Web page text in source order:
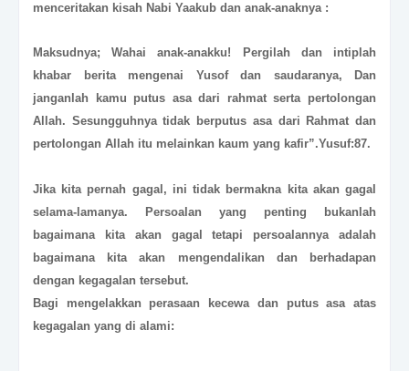
menceritakan kisah Nabi Yaakub dan anak-anaknya :
Maksudnya; Wahai anak-anakku! Pergilah dan intiplah
khabar berita mengenai Yusof dan saudaranya, Dan
janganlah kamu putus asa dari rahmat serta pertolongan
Allah. Sesungguhnya tidak berputus asa dari Rahmat dan
pertolongan Allah itu melainkan kaum yang kafir”.Yusuf:87.
Jika kita pernah gagal, ini tidak bermakna kita akan gagal
selama-lamanya. Persoalan yang penting bukanlah
bagaimana kita akan gagal tetapi persoalannya adalah
bagaimana kita akan mengendalikan dan berhadapan
dengan kegagalan tersebut.
Bagi mengelakkan perasaan kecewa dan putus asa atas
kegagalan yang di alami: